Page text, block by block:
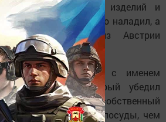
и кислотоупорных изделий и
которого наладил, а
приглашенный из Австрии
связано с именем
который убедил
выгоднее построить собственный
кислотоупорной посуды, чем